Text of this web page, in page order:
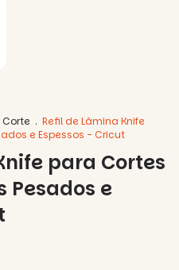
. Refil de Lâmina Knife
e Espessos - Cricut
para Cortes
Pesados e